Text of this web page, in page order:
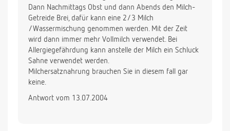
Dann Nachmittags Obst und dann Abends den Milch-
Getreide Brei, dafür kann eine 2/3 Milch
/Wassermischung genommen werden. Mit der Zeit
wird dann immer mehr Vollmilch verwendet. Bei
Allergiegefährdung kann anstelle der Milch ein Schluck
Sahne verwendet werden.
Milchersatznahrung brauchen Sie in diesem fall gar
keine.
Antwort vom 13.07.2004